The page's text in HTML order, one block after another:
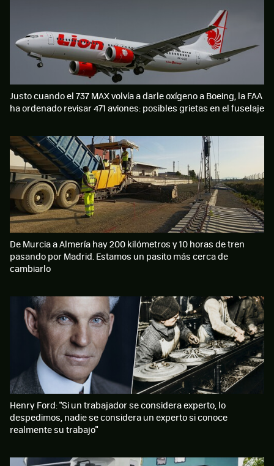
Justo cuando el 737 MAX volvía a darle oxígeno a Boeing, la FAA
ha ordenado revisar 471 aviones: posibles grietas en el fuselaje
De Murcia a Almería hay 200 kilómetros y 10 horas de tren
pasando por Madrid. Estamos un pasito más cerca de
cambiarlo
Henry Ford: "Si un trabajador se considera experto, lo
despedimos, nadie se considera un experto si conoce
realmente su trabajo"